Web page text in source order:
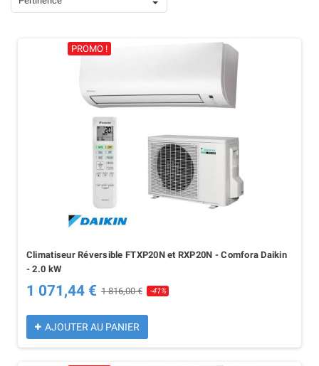
connectées, fonctionnement discret… tout est pensé pour s’intégrer
fiable toute l’année.PROMO !
Climatiseur Réversible FTXP20N et RXP20N - Comfora Daikin
- 2.0 kW
1 071,44 € 1 816,00 € -41%
AJOUTER AU PANIER